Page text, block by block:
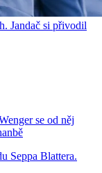
Jandač si přivodil
se od něj
Seppa Blattera.